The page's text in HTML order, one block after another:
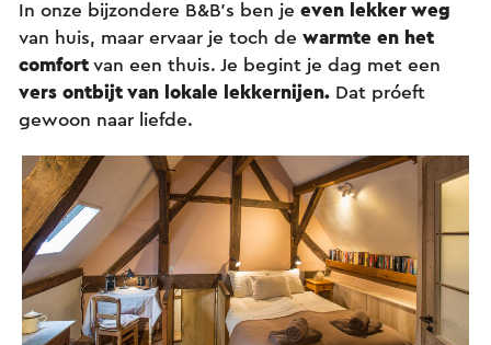
In onze bijzondere B&B’s ben je even lekker weg
van huis, maar ervaar je toch de warmte en het
comfort van een thuis. Je begint je dag met een
vers ontbijt van lokale lekkernijen. Dat próeft
gewoon naar liefde.